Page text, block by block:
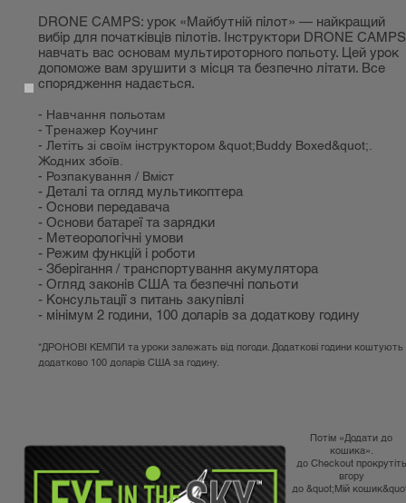
DRONE CAMPS: урок «Майбутній пілот» — найкращий
вибір для початківців пілотів. Інструктори DRONE CAMPS
навчать вас основам мультироторного польоту. Цей урок
допоможе вам зрушити з місця та безпечно літати. Все
спорядження надається.
- Навчання польотам
- Тренажер Коучинг
- Летіть зі своїм інструктором &quot;Buddy Boxed&quot;.
Жодних збоїв.
- Розпакування / Вміст
- Деталі та огляд мультикоптера
- Основи передавача
- Основи батареї та зарядки
- Метеорологічні умови
- Режим функцій і роботи
- Зберігання / транспортування акумулятора
- Огляд законів США та безпечні польоти
- Консультації з питань закупівлі
- мінімум 2 години, 100 доларів за додаткову годину
*ДРОНОВІ КЕМПИ та уроки залежать від погоди. Додаткові години коштують
додатково 100 доларів США за годину.
Потім «Додати до
кошика».
до Checkout прокрутіть
вгору
до &quot;Мій